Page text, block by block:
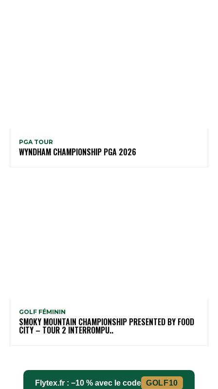
PGA TOUR
WYNDHAM CHAMPIONSHIP PGA 2026
GOLF FÉMININ
SMOKY MOUNTAIN CHAMPIONSHIP PRESENTED BY FOOD
CITY – TOUR 2 INTERROMPU..
Flytex.fr : −10 % avec le code GOLF10